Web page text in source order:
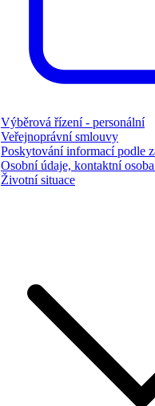
Výběrová řízení - personální
Veřejnoprávní smlouvy
Poskytování informací podle
Osobní údaje, kontaktní
Životní situace